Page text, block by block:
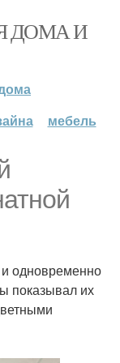
ДОМА И
мебель
и одновременно
показывал их